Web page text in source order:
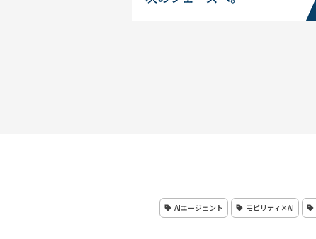
AIエージェント モビリティ×AI